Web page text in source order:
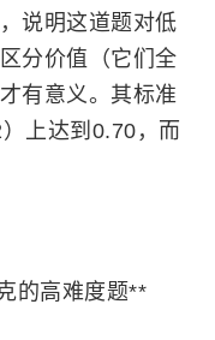
说明这道题对低
分价值（它们全
有意义。其标准
上达到0.70，而
的高难度题**